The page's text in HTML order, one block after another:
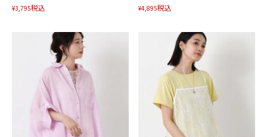
¥3,795税込
¥4,895税込